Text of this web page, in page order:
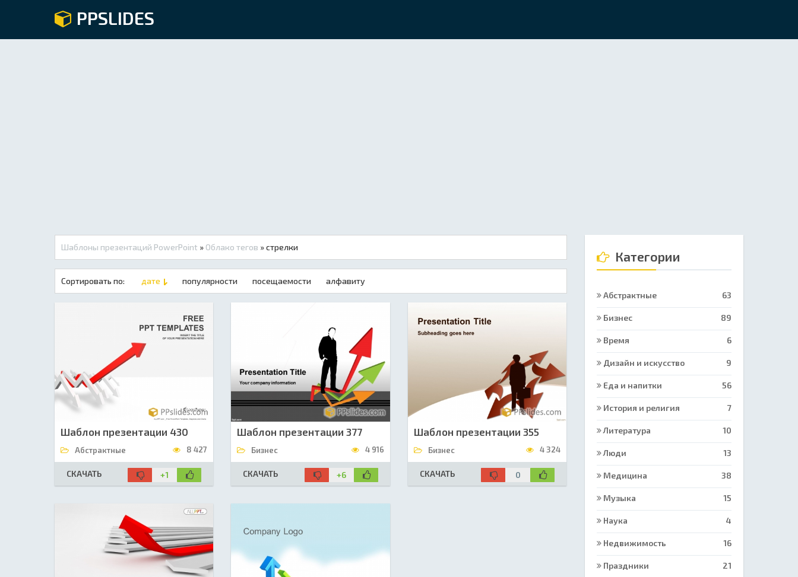
PPSLIDES
Шаблоны презентаций PowerPoint » Облако тегов » стрелки
Сортировать по: дате популярности посещаемости алфавиту
Шаблон презентации 430
Абстрактные 8 427
СКАЧАТЬ +1
Шаблон презентации 377
Бизнес 4 916
СКАЧАТЬ +6
Шаблон презентации 355
Бизнес 4 324
СКАЧАТЬ 0
Категории
Абстрактные 63
Бизнес 89
Время 6
Дизайн и искусство 9
Еда и напитки 56
История и религия 7
Литература 10
Люди 13
Медицина 38
Музыка 15
Наука 4
Недвижимость 16
Праздники 21